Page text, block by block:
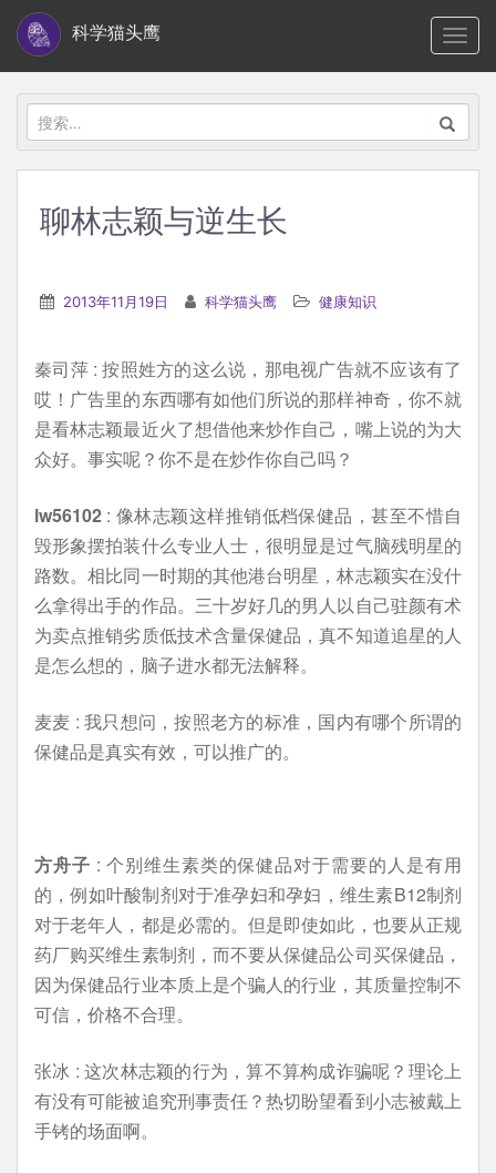
i
科学猫头鹰
搜
索：
聊林志颖与逆生长
2013年11月19日 科学猫头鹰 健康知识
秦司萍 : 按照姓方的这么说，那电视广告就不应该有了
哎！广告里的东西哪有如他们所说的那样神奇，你不就
是看林志颖最近火了想借他来炒作自己，嘴上说的为大
众好。事实呢？你不是在炒作你自己吗？
lw56102 : 像林志颖这样推销低档保健品，甚至不惜自
毁形象摆拍装什么专业人士，很明显是过气脑残明星的
路数。相比同一时期的其他港台明星，林志颖实在没什
么拿得出手的作品。三十岁好几的男人以自己驻颜有术
为卖点推销劣质低技术含量保健品，真不知道追星的人
是怎么想的，脑子进水都无法解释。
麦麦 : 我只想问，按照老方的标准，国内有哪个所谓的
保健品是真实有效，可以推广的。
方舟子 : 个别维生素类的保健品对于需要的人是有用
的，例如叶酸制剂对于准孕妇和孕妇，维生素B12制剂
对于老年人，都是必需的。但是即使如此，也要从正规
药厂购买维生素制剂，而不要从保健品公司买保健品，
因为保健品行业本质上是个骗人的行业，其质量控制不
可信，价格不合理。
张冰 : 这次林志颖的行为，算不算构成诈骗呢？理论上
有没有可能被追究刑事责任？热切盼望看到小志被戴上
手铐的场面啊。